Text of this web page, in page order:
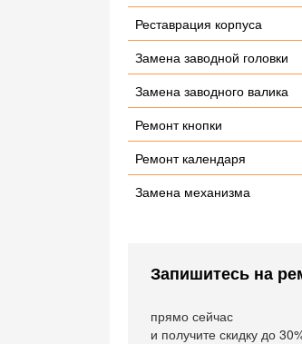
Реставрация корпуса
Замена заводной головки
Замена заводного валика
Ремонт кнопки
Ремонт календаря
Замена механизма
Запишитесь на
прямо сейчас
и получите скидку до